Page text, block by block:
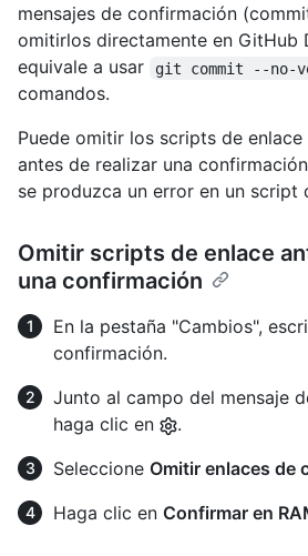
mensajes de confirmación
omitirlos directamente en GitHub
equivale a usar
git commit --no-
comandos.
Puede omitir los scripts de
antes de realizar una
se produzca un error en un script
Omitir scripts de enlace
una confirmación
En la pestaña "Cambios",
confirmación.
Junto al campo del mensaje
haga clic en
.
Seleccione Omitir enlaces de
Haga clic en Confirmar en